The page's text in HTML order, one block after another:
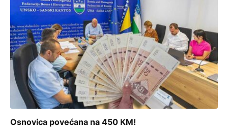
Osnovica povećana na 450 KM!